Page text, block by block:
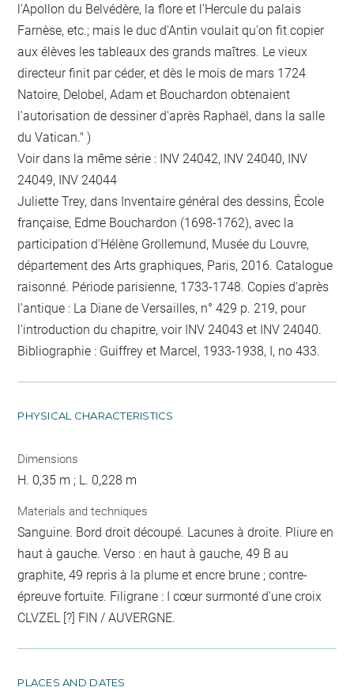
l'Apollon du Belvédère, la flore et l'Hercule du palais
Farnèse, etc.; mais le duc d'Antin voulait qu'on fit copier
aux élèves les tableaux des grands maîtres. Le vieux
directeur finit par céder, et dès le mois de mars 1724
Natoire, Delobel, Adam et Bouchardon obtenaient
l'autorisation de dessiner d'après Raphaël, dans la salle
du Vatican." )
Voir dans la même série : INV 24042, INV 24040, INV
24049, INV 24044
Juliette Trey, dans Inventaire général des dessins, École
française, Edme Bouchardon (1698-1762), avec la
participation d'Hélène Grollemund, Musée du Louvre,
département des Arts graphiques, Paris, 2016. Catalogue
raisonné. Période parisienne, 1733-1748. Copies d'après
l'antique : La Diane de Versailles, n° 429 p. 219, pour
l'introduction du chapitre, voir INV 24043 et INV 24040.
Bibliographie : Guiffrey et Marcel, 1933-1938, I, no 433.
PHYSICAL CHARACTERISTICS
Dimensions
H. 0,35 m ; L. 0,228 m
Materials and techniques
Sanguine. Bord droit découpé. Lacunes à droite. Pliure en
haut à gauche. Verso : en haut à gauche, 49 B au
graphite, 49 repris à la plume et encre brune ; contre-
épreuve fortuite. Filigrane : I cœur surmonté d'une croix
CLVZEL [?] FIN / AUVERGNE.
PLACES AND DATES